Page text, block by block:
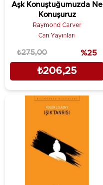
Aşk Konuştuğumuzda Ne
Konuşuruz
Raymond Carver
Can Yayınları
₺206,25
₺275,00 %25